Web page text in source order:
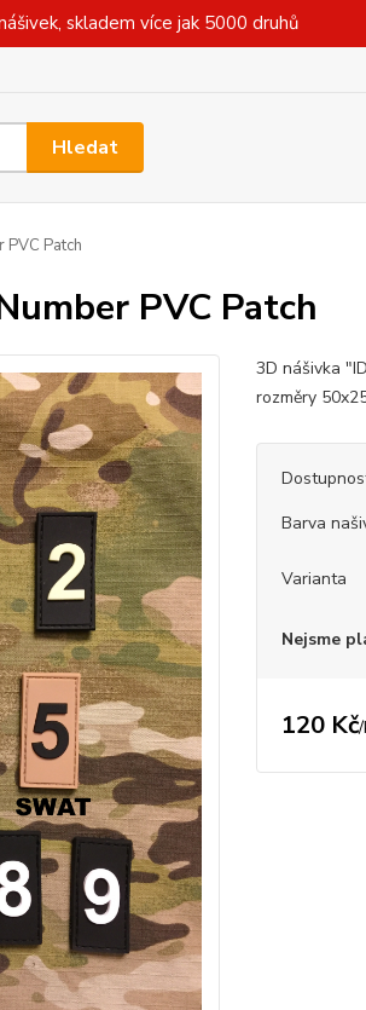
skladem více jak 5000 druhů
Hledat
PVC Patch
PVC Patch
3D nášivka
rozměry
Barva
Varianta
Nejsme
120 Kč/